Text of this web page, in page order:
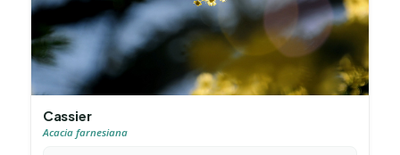
Cassier
Acacia farnesiana